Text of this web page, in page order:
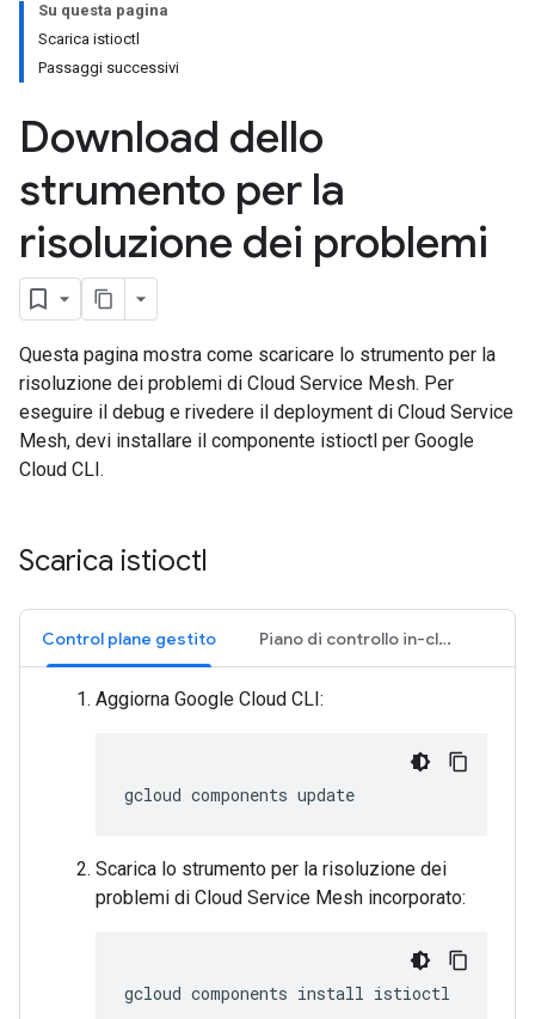
Su questa pagina
Scarica istioctl
Passaggi successivi
Download dello
strumento per la
risoluzione dei problemi
Questa pagina mostra come scaricare lo strumento per la
risoluzione dei problemi di Cloud Service Mesh. Per
eseguire il debug e rivedere il deployment di Cloud Service
Mesh, devi installare il componente istioctl per Google
Cloud CLI.
Scarica istioctl
Control plane gestito Piano di controllo in-cluster
Aggiorna Google Cloud CLI:
gcloud components
Scarica lo strumento per la risoluzione dei
problemi di Cloud Service Mesh incorporato:
gcloud components install